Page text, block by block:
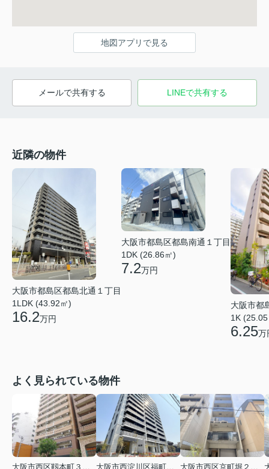
地図アプリで見る
メールで共有する LINEで共有する
近隣の物件
大阪市都島区都島北通１丁目
1LDK (43.92㎡)
16.2万円
大阪市都島区都島南通１丁目
1DK (26.86㎡)
7.2万円
大阪市都
1K
6.25万
よく見られている物件